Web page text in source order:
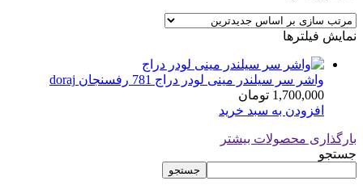
نمایش فیلترها
واشر سر سیلندر مینی لودر دراج 781 رفسنجان doraj
1,700,000 تومان
افزودن به سبد خرید
بارگذاری محصولات بیشتر
جستجو
جستجو